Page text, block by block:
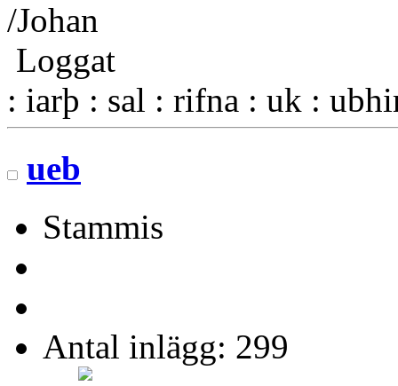
/Johan
Loggat
: iarþ : sal : rifna : uk :
ueb
Stammis
Antal inlägg: 299